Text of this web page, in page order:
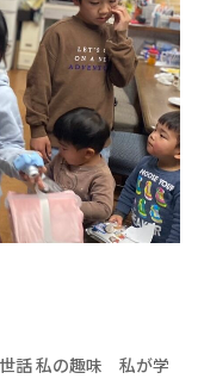
話 私の趣味 私が学